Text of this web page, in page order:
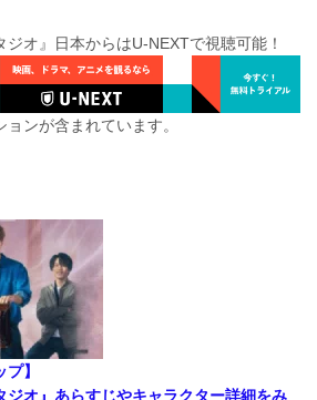
ジオ』日本からはU-NEXTで視聴可能！
ンが含まれています。
】
ジオ』あらすじやキャラクター詳細をみ